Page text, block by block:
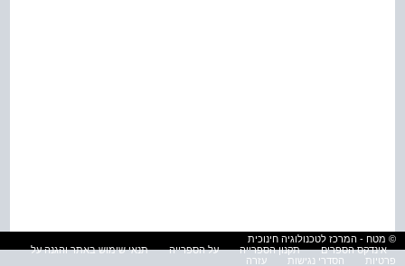
© מטח - המרכז לטכנולוגיה חינוכית
אינדקס הספרים
תקנון הספרייה על הספרייה
תנאי שימוש באתר והגנה על
פרטיות
הסדרי נגישות עזרה